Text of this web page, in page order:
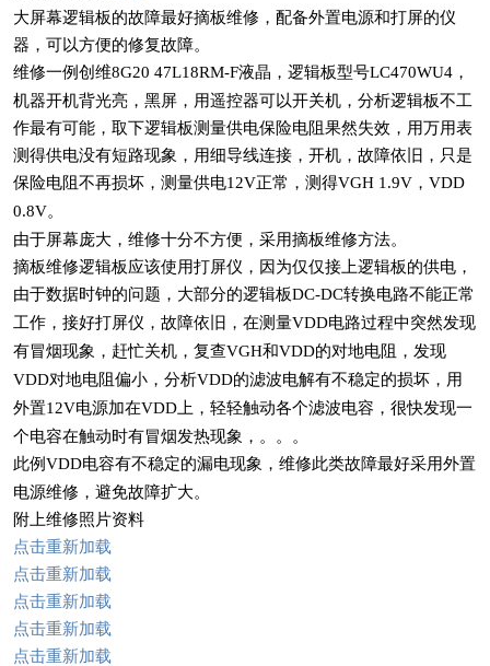
大屏幕逻辑板的故障最好摘板维修，配备外置电源和打屏的仪
器，可以方便的修复故障。
维修一例创维8G20 47L18RM-F液晶，逻辑板型号LC470WU4 ，
机器开机背光亮，黑屏，用遥控器可以开关机，分析逻辑板不工
作最有可能，取下逻辑板测量供电保险电阻果然失效，用万用表
测得供电没有短路现象，用细导线连接，开机，故障依旧，只是
保险电阻不再损坏，测量供电12V正常，测得VGH 1.9V ， VDD
0.8V。
由于屏幕庞大，维修十分不方便，采用摘板维修方法。
摘板维修逻辑板应该使用打屏仪，因为仅仅接上逻辑板的供电，
由于数据时钟的问题，大部分的逻辑板DC-DC转换电路不能正常
工作，接好打屏仪，故障依旧，在测量VDD电路过程中突然发现
有冒烟现象，赶忙关机，复查VGH和VDD的对地电阻，发现
VDD对地电阻偏小，分析VDD的滤波电解有不稳定的损坏，用
外置12V电源加在VDD 上，轻轻触动各个滤波电容，很快发现一
个电容在触动时有冒烟发热现象，。。。
此例VDD电容有不稳定的漏电现象，维修此类故障最好采用外置
电源维修，避免故障扩大。
附上维修照片资料
点击重新加载
点击重新加载
点击重新加载
点击重新加载
点击重新加载